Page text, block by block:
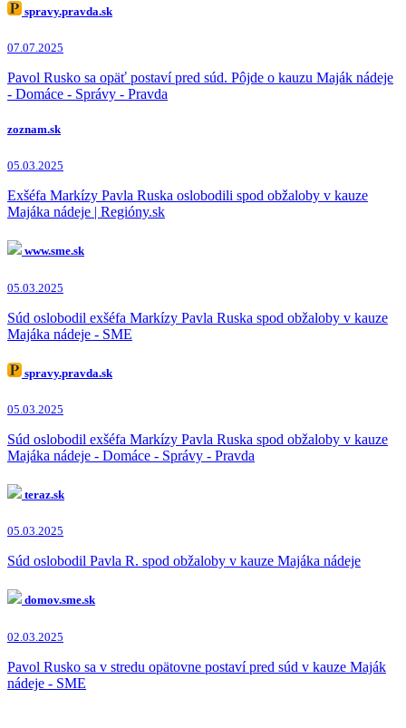
spravy.pravda.sk
07.07.2025
Pavol Rusko sa opäť postaví pred súd. Pôjde o kauzu Maják nádeje
- Domáce - Správy - Pravda
zoznam.sk
05.03.2025
Exšéfa Markízy Pavla Ruska oslobodili spod obžaloby v kauze
Majáka nádeje | Regióny.sk
www.sme.sk
05.03.2025
Súd oslobodil exšéfa Markízy Pavla Ruska spod obžaloby v kauze
Majáka nádeje - SME
spravy.pravda.sk
05.03.2025
Súd oslobodil exšéfa Markízy Pavla Ruska spod obžaloby v kauze
Majáka nádeje - Domáce - Správy - Pravda
teraz.sk
05.03.2025
Súd oslobodil Pavla R. spod obžaloby v kauze Majáka nádeje
domov.sme.sk
02.03.2025
Pavol Rusko sa v stredu opätovne postaví pred súd v kauze Maják
nádeje - SME